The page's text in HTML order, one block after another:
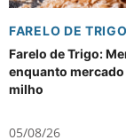
FARELO DE TRIGO
Farelo de Trigo:
enquanto
milho
05/08/26